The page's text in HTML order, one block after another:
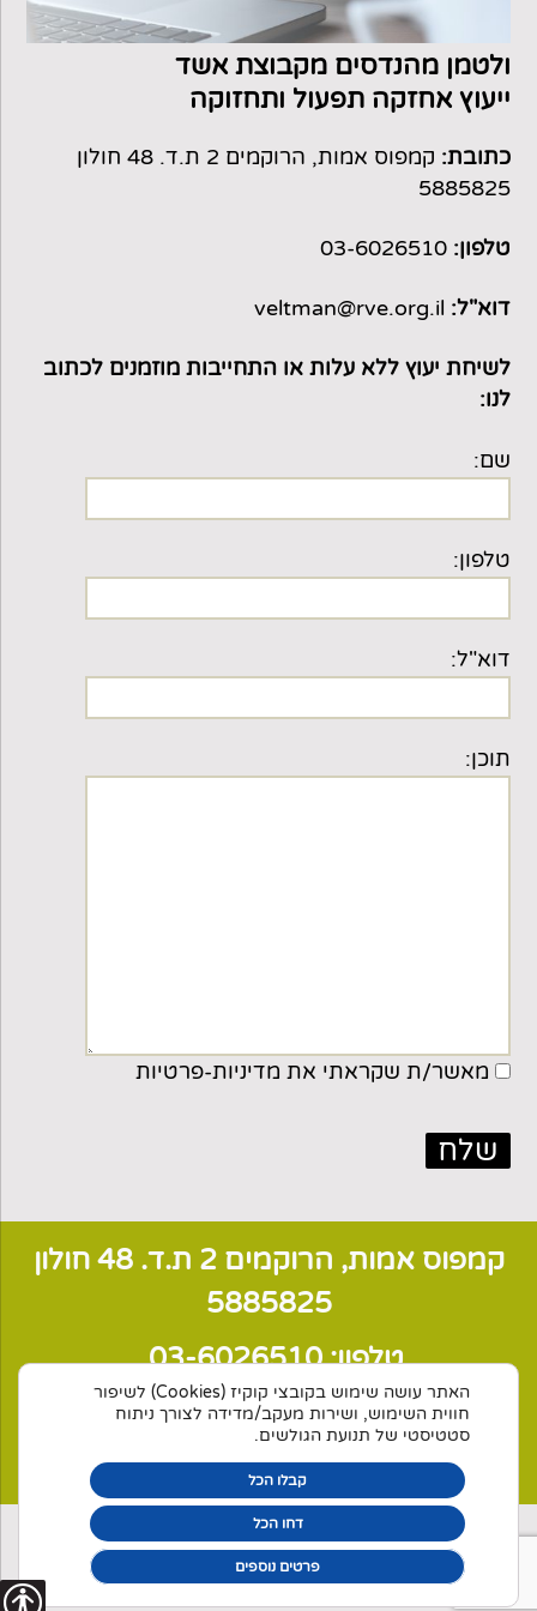
ולטמן מהנדסים מקבוצת אשד
ייעוץ אחזקה תפעול ותחזוקה
כתובת:
קמפוס אמות, הרוקמים 2 ת.ד. 48 חולון
5885825
טלפון: 03-6026510
דוא"ל:
לשיחת יעוץ ללא עלות או התחייבות מוזמנים לכתוב
לנו:
שם:
טלפון:
דוא"ל:
תוכן:
מאשר/ת שקראתי את מדיניות-פרטיות
קמפוס אמות, הרוקמים 2 ת.ד. 48 חולון
5885825
טלפון:03-6026510
דוא"ל: veltman@rve.org.il
ולטמן מהנדסים מקבוצת אשד
© כל 3זכויות שמורות לחברת ולטמן מהנדסים בע"מ מקבוצת אשד
אלדד בוברוביץ' - עיצוב גרפי ובניית אתרים
| תנאי שימוש
האתר עושה שימוש בקובצי קוקיז (Cookies) לשיפור
חווית השימוש, ושירות מעקב/מדידה לצורך ניתוח
סטטיסטי של תנועת הגולשים.
קבלו הכל
דחו הכל
פרטים נוספים